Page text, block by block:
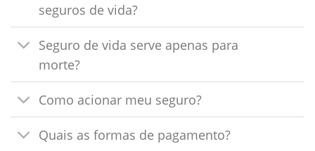
seguros de vida?
Seguro de vida serve apenas para
morte?
Como acionar meu seguro?
Quais as formas de pagamento?